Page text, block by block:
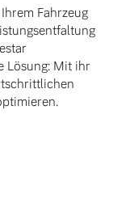
Fahrzeug
Lösung: Mit ihr